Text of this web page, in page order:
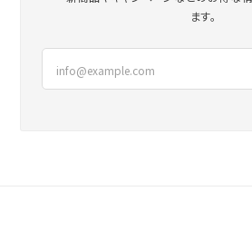
ます。